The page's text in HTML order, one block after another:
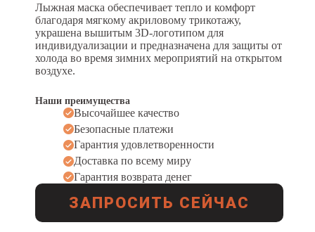
Лыжная маска обеспечивает тепло и комфорт
благодаря мягкому акриловому трикотажу,
украшена вышитым 3D-логотипом для
индивидуализации и предназначена для защиты от
холода во время зимних мероприятий на открытом
воздухе.
Наши преимущества
Высочайшее качество
Безопасные платежи
Гарантия удовлетворенности
Доставка по всему миру
Гарантия возврата денег
ЗАПРОСИТЬ СЕЙЧАС